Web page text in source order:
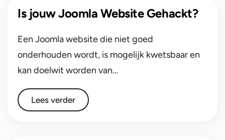
Is jouw Joomla Website Gehackt?
Een Joomla website die niet goed
onderhouden wordt, is mogelijk kwetsbaar en
kan doelwit worden van…
Lees verder